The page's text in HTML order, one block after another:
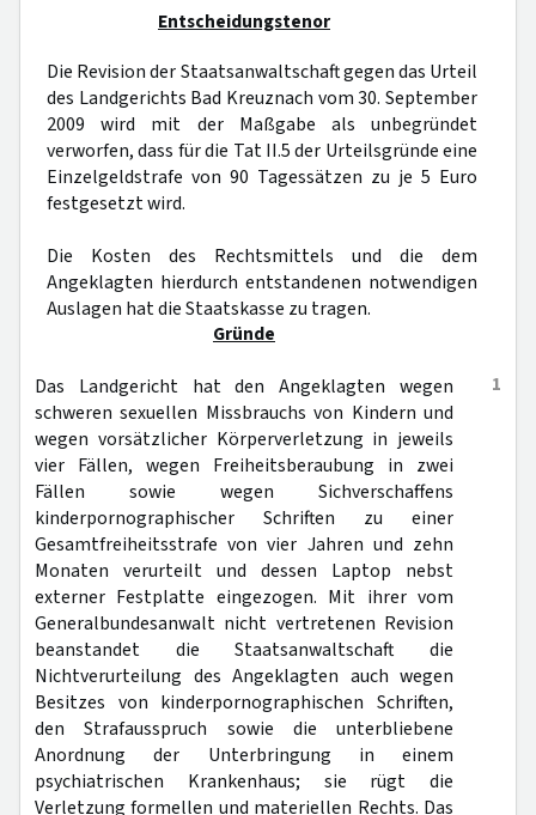
Entscheidungstenor
Die Revision der Staatsanwaltschaft gegen das Urteil
des Landgerichts Bad Kreuznach vom 30. September
2009 wird mit der Maßgabe als unbegründet
verworfen, dass für die Tat II.5 der Urteilsgründe eine
Einzelgeldstrafe von 90 Tagessätzen zu je 5 Euro
festgesetzt wird.
Die Kosten des Rechtsmittels und die dem
Angeklagten hierdurch entstandenen notwendigen
Auslagen hat die Staatskasse zu tragen.
Gründe
1
Das Landgericht hat den Angeklagten wegen
schweren sexuellen Missbrauchs von Kindern und
wegen vorsätzlicher Körperverletzung in jeweils
vier Fällen, wegen Freiheitsberaubung in zwei
Fällen sowie wegen Sichverschaffens
kinderpornographischer Schriften zu einer
Gesamtfreiheitsstrafe von vier Jahren und zehn
Monaten verurteilt und dessen Laptop nebst
externer Festplatte eingezogen. Mit ihrer vom
Generalbundesanwalt nicht vertretenen Revision
beanstandet die Staatsanwaltschaft die
Nichtverurteilung des Angeklagten auch wegen
Besitzes von kinderpornographischen Schriften,
den Strafausspruch sowie die unterbliebene
Anordnung der Unterbringung in einem
psychiatrischen Krankenhaus; sie rügt die
Verletzung formellen und materiellen Rechts. Das